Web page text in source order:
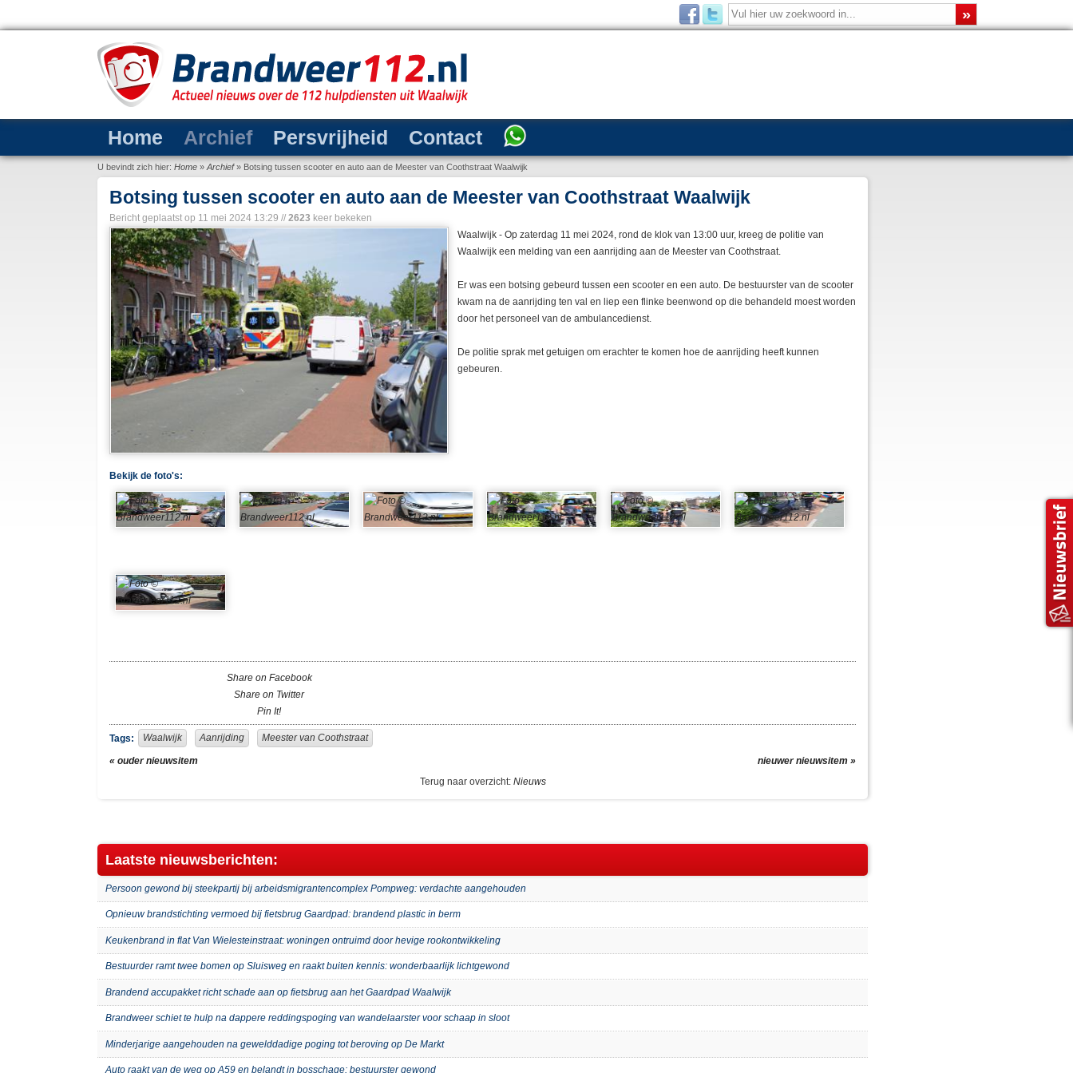
Home Archief Persvrijheid Contact
U bevindt zich hier: Home » Archief» Botsing tussen scooter en auto aan de Meester van Coothstraat Waalwijk
Botsing tussen scooter en auto aan de Meester van Coothstraat Waalwijk
Bericht geplaatst op 11 mei 2024 13:29 // 2623 keer bekeken
Waalwijk - Op zaterdag 11 mei 2024, rond de klok van 13:00 uur, kreeg de politie van
Waalwijk een melding van een aanrijding aan de Meester van Coothstraat.
Er was een botsing gebeurd tussen een scooter en een auto. De bestuurster van de scooter
kwam na de aanrijding ten val en liep een flinke beenwond op die behandeld moest worden
door het personeel van de ambulancedienst.
De politie sprak met getuigen om erachter te komen hoe de aanrijding heeft kunnen
gebeuren.
Bekijk de foto's:
Share on Facebook
Share on Twitter
Pin It!
Tags: Waalwijk Aanrijding Meester van Coothstraat
« ouder nieuwsitem
nieuwer nieuwsitem »
Terug naar overzicht: Nieuws
Laatste nieuwsberichten:
Persoon gewond bij steekpartij bij arbeidsmigrantencomplex Pompweg: verdachte aangehouden
Opnieuw brandstichting vermoed bij fietsbrug Gaardpad: brandend plastic in berm
Keukenbrand in flat Van Wielesteinstraat: woningen ontruimd door hevige rookontwikkeling
Bestuurder ramt twee bomen op Sluisweg en raakt buiten kennis: wonderbaarlijk lichtgewond
Brandend accupakket richt schade aan op fietsbrug aan het Gaardpad Waalwijk
Brandweer schiet te hulp na dappere reddingspoging van wandelaarster voor schaap in sloot
Minderjarige aangehouden na gewelddadige poging tot beroving op De Markt
Auto raakt van de weg op A59 en belandt in bosschage: bestuurster gewond